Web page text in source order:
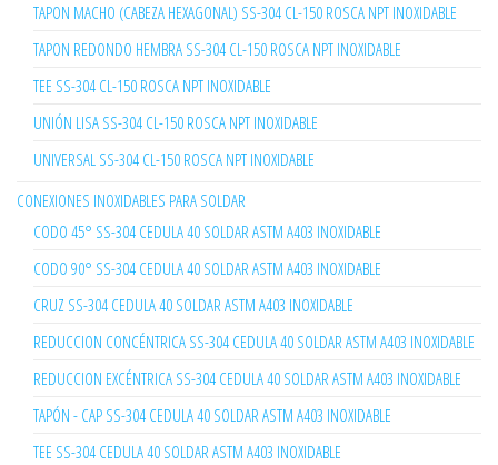
TAPON MACHO (CABEZA HEXAGONAL) SS-304 CL-150 ROSCA NPT INOXIDABLE
TAPON REDONDO HEMBRA SS-304 CL-150 ROSCA NPT INOXIDABLE
TEE SS-304 CL-150 ROSCA NPT INOXIDABLE
UNIÓN LISA SS-304 CL-150 ROSCA NPT INOXIDABLE
UNIVERSAL SS-304 CL-150 ROSCA NPT INOXIDABLE
CONEXIONES INOXIDABLES PARA SOLDAR
CODO 45° SS-304 CEDULA 40 SOLDAR ASTM A403 INOXIDABLE
CODO 90° SS-304 CEDULA 40 SOLDAR ASTM A403 INOXIDABLE
CRUZ SS-304 CEDULA 40 SOLDAR ASTM A403 INOXIDABLE
REDUCCION CONCÉNTRICA SS-304 CEDULA 40 SOLDAR ASTM A403 INOXIDABLE
REDUCCION EXCÉNTRICA SS-304 CEDULA 40 SOLDAR ASTM A403 INOXIDABLE
TAPÓN - CAP SS-304 CEDULA 40 SOLDAR ASTM A403 INOXIDABLE
TEE SS-304 CEDULA 40 SOLDAR ASTM A403 INOXIDABLE